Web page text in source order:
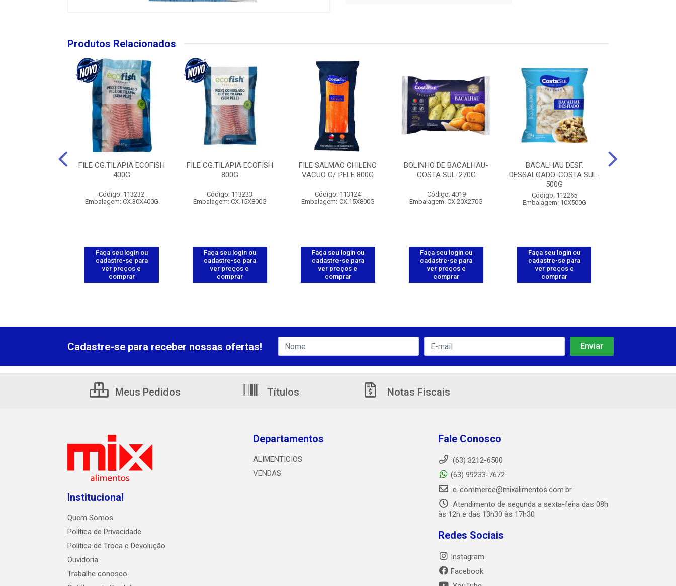
Produtos Relacionados
FILE CG.TILAPIA ECOFISH
400G
Código: 113232
Embalagem: CX.30X400G
Faça seu login ou
cadastre-se para
ver preços e
comprar
FILE CG.TILAPIA ECOFISH
800G
Código: 113233
Embalagem: CX.15X800G
Faça seu login ou
cadastre-se para
ver preços e
comprar
FILE SALMAO CHILENO
VACUO C/ PELE 800G
Código: 113124
Embalagem: CX.15X800G
Faça seu login ou
cadastre-se para
ver preços e
comprar
BOLINHO DE BACALHAU-
COSTA SUL-270G
Código: 4019
Embalagem: CX.20X270G
Faça seu login ou
cadastre-se para
ver preços e
comprar
BACALHAU DESF.
DESSALGADO-COSTA SUL-
500G
Código: 112265
Embalagem: 10X500G
Faça seu login ou
cadastre-se para
ver preços e
comprar
Cadastre-se para receber nossas ofertas!
Meus Pedidos Títulos Notas Fiscais
Institucional
Quem Somos
Política de Privacidade
Política de Troca e Devolução
Ouvidoria
Trabalhe conosco
Departamentos
ALIMENTICIOS
VENDAS
Fale Conosco
(63) 3212-6500
(63) 99233-7672
e-commerce@mixalimentos.com.br
Atendimento de segunda a sexta-feira das 08h
às 12h e das 13h30 às 17h30
Redes Sociais
Instagram
Facebook